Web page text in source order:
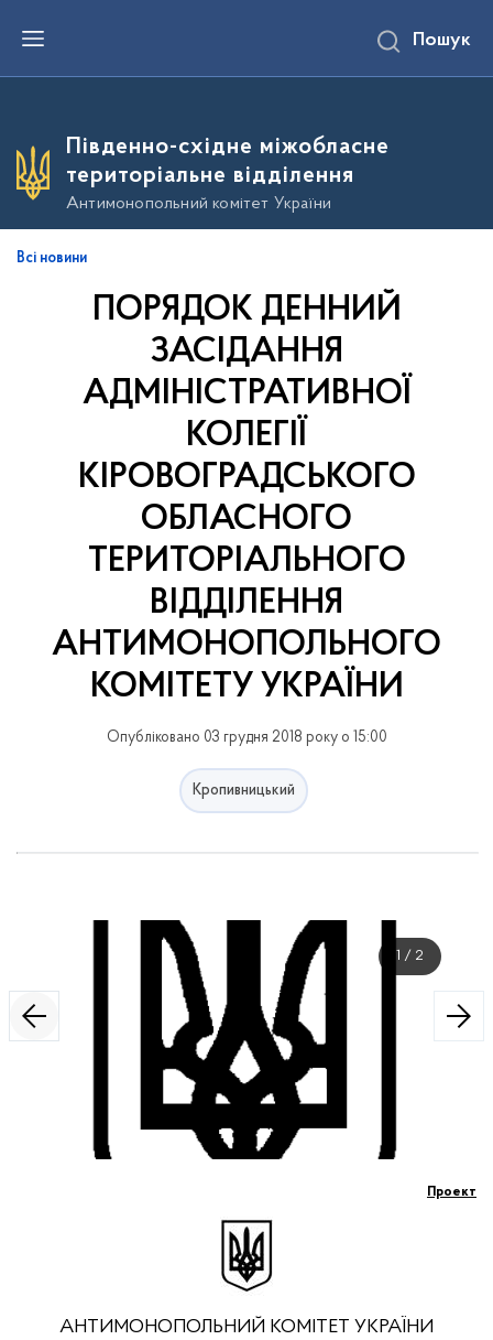
е
о
о
в
Пошук
Південно-східне міжобласне
територіальне відділення
Антимонопольний комітет України
Всі новини
ПОРЯДОК ДЕННИЙ
ЗАСІДАННЯ
АДМІНІСТРАТИВНОЇ
КОЛЕГІЇ
КІРОВОГРАДСЬКОГО
ОБЛАСНОГО
ТЕРИТОРІАЛЬНОГО
ВІДДІЛЕННЯ
АНТИМОНОПОЛЬНОГО
КОМІТЕТУ УКРАЇНИ
Опубліковано 03 грудня 2018 року о 15:00
Кропивницький
1 / 2
Проект
АНТИМОНОПОЛЬНИЙ КОМІТЕТ УКРАЇНИ